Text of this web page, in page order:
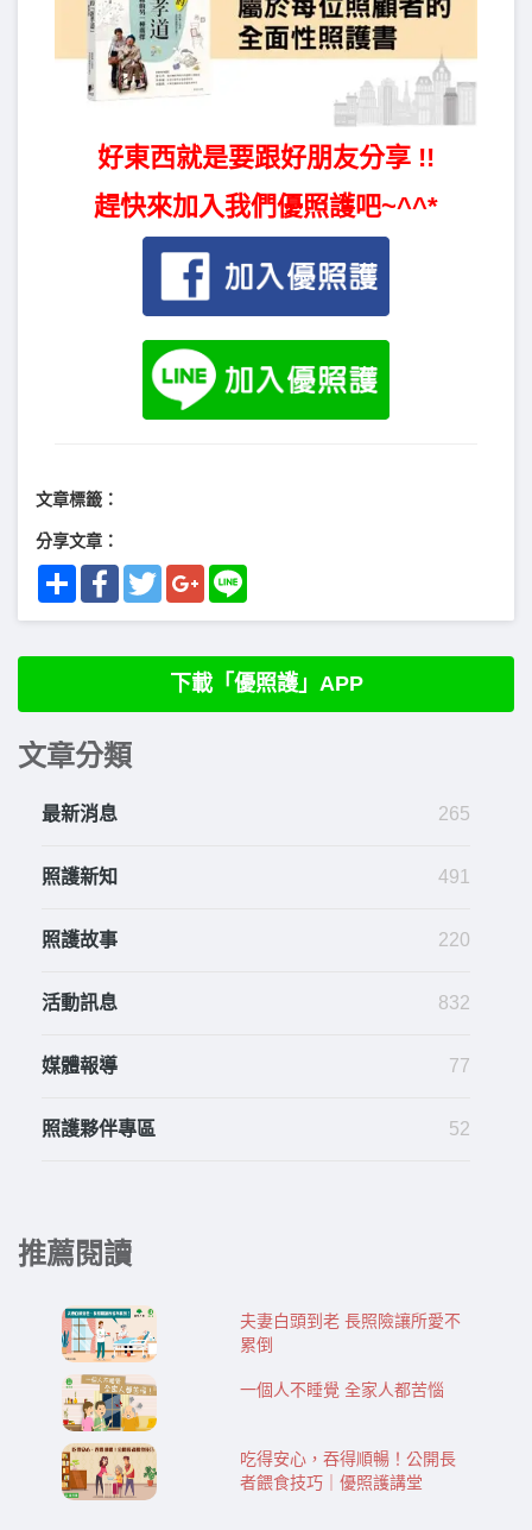
好東西就是要跟好朋友分享 !!
趕快來加入我們優照護吧~^^*
文章標籤：
分享文章：
Share FacebookTwitterGoogle+
下載「優照護」APP
文章分類
最新消息 265
照護新知 491
照護故事 220
活動訊息 832
媒體報導 77
照護夥伴專區 52
推薦閱讀
夫妻白頭到老 長照險讓所愛不
累倒
一個人不睡覺 全家人都苦惱
吃得安心，吞得順暢！公開長
者餵食技巧｜優照護講堂